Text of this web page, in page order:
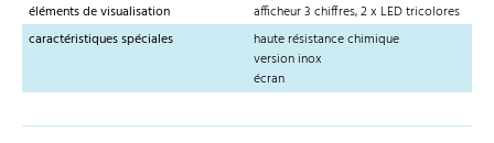
éléments de visualisation
afficheur 3 chiffres, 2 x LED tricolores
caractéristiques spéciales
haute résistance chimique
version inox
écran